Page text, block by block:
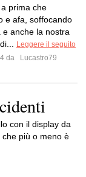
prima che
e afa, soffocando
e anche la nostra
Leggere il seguito
da
Lucastro79
con il display da
più o meno è